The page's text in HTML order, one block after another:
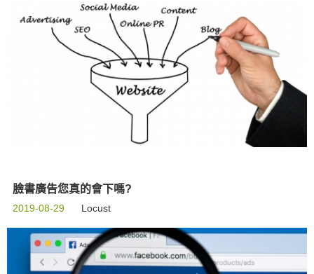
臉書廣告您真的會下嗎?
2019-08-29 Locust